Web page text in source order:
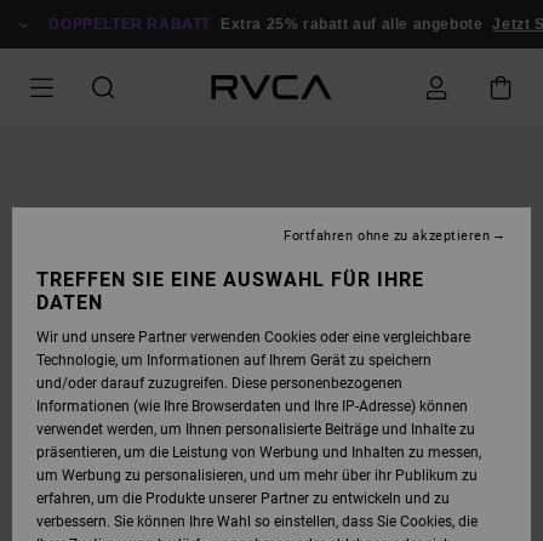
ZUR
DOPPELTER RABATT Extra 25% rabatt auf alle angebote Jetzt
TREFFEN SIE EINE AUSWAHL FÜR IHRE
DATEN
Wir und unsere Partner verwenden Cookies oder eine vergleichbare
Technologie, um Informationen auf Ihrem Gerät zu speichern
und/oder darauf zuzugreifen. Diese personenbezogenen
Informationen (wie Ihre Browserdaten und Ihre IP-Adresse) können
verwendet werden, um Ihnen personalisierte Beiträge und Inhalte zu
präsentieren, um die Leistung von Werbung und Inhalten zu messen,
um Werbung zu personalisieren, und um mehr über ihr Publikum zu
erfahren, um die Produkte unserer Partner zu entwickeln und zu
verbessern. Sie können Ihre Wahl so einstellen, dass Sie Cookies, die
Fortfahren ohne zu akzeptieren